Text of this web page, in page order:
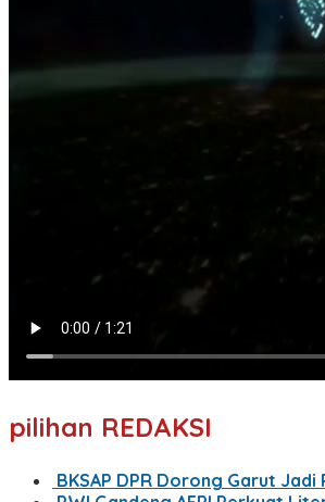
pilihan REDAKSI
BKSAP DPR Dorong Garut